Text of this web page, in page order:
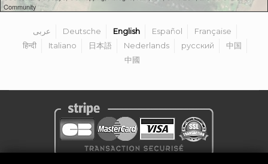
Community
عربى Deutsche English Español
Française
हिन्दी
Italiano 日本語 Nederlands русский
中国
中國